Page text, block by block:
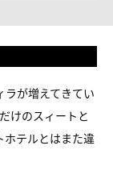
ラが増えてきてい
けのスィートと
ホテルとはまた違